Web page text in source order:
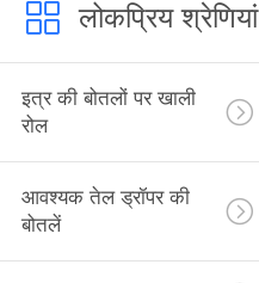
लोकप्रिय श्रेणियां
इत्र की बोतलों पर खाली
रोल
आवश्यक तेल ड्रॉपर की
बोतलें